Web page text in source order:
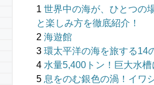
世界中の海が、ひとつの
と楽しみ方を徹底紹介！
海遊館
環太平洋の海を旅する14
水量5,400トン！巨大水
息をのむ銀色の渦！イワ